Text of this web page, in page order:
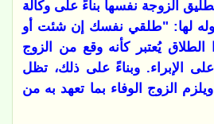
الزوجة نفسها بناءً على وكالة
لها: "طلقي نفسك إن شئت أو
يُعتبر كأنه وقع من الزوج
الإبراء. وبناءً على ذلك، تظل
الزوج الوفاء بما تعهد به من